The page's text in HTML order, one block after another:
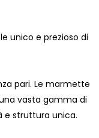
unico e prezioso di
pari. Le marmette
vasta gamma di
e struttura unica.